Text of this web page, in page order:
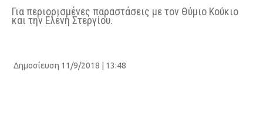
Podcasts
Viral
City Guide
Για περιορισμένες παραστάσεις με τον Θύμιο Κούκιο
και την Ελένη Στεργίου.
Δημοσίευση 11/9/2018 | 13:48